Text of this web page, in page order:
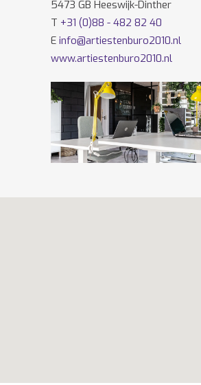
5473 GB Heeswijk-Dinther
T +31 (0)88 - 482 82 40
E info@artiestenburo2010.nl
www.artiestenburo2010.nl
Volg ons ook opFacebooken